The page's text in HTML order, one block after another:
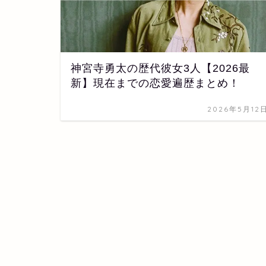
神宮寺勇太の歴代彼女3人【2026最
新】現在までの恋愛遍歴まとめ！
2026年5月12